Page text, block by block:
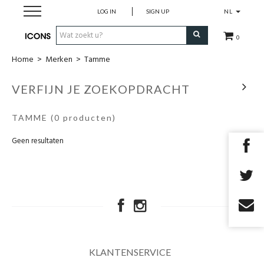
NL
0
LOG IN SIGN UP
Herenkleding
Dameskledij
Home > Merken > Tamme
VERFIJN JE ZOEKOPDRACHT
TAMME (0 producten)
Geen resultaten
KLANTENSERVICE